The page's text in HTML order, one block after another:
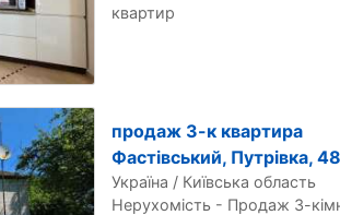
квартир
продаж 3-к квартира
Фастівський, Путрівка,
Україна / Київська область
Нерухомість - Продаж 3-